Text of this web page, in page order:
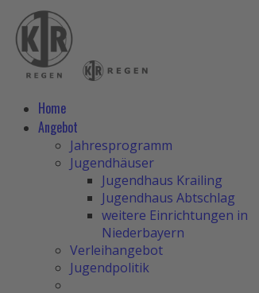
Home
Angebot
Jahresprogramm
Jugendhäuser
Jugendhaus Krailing
Jugendhaus Abtschlag
weitere Einrichtungen in
Niederbayern
Verleihangebot
Jugendpolitik